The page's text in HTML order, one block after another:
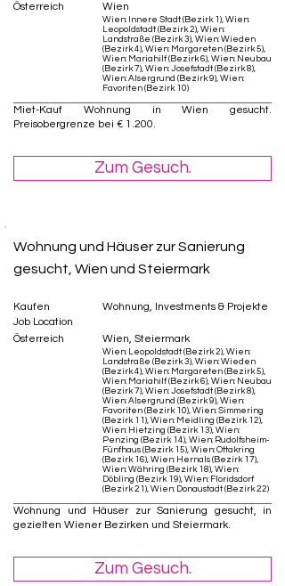
Österreich
Wien
Wien: Innere Stadt (Bezirk 1), Wien:
Leopoldstadt (Bezirk 2), Wien:
Landstraße (Bezirk 3), Wien: Wieden
(Bezirk 4), Wien: Margareten (Bezirk 5),
Wien: Mariahilf (Bezirk 6), Wien: Neubau
(Bezirk 7), Wien: Josefstadt (Bezirk 8),
Wien: Alsergrund (Bezirk 9), Wien:
Favoriten (Bezirk 10)
Miet-Kauf Wohnung in Wien gesucht.
Preisobergrenze bei € 1.200.
Zum Gesuch.
Wohnung und Häuser zur Sanierung
gesucht, Wien und Steiermark
Kaufen
Wohnung, Investments & Projekte
Job Location
Österreich
Wien, Steiermark
Wien: Leopoldstadt (Bezirk 2), Wien:
Landstraße (Bezirk 3), Wien: Wieden
(Bezirk 4), Wien: Margareten (Bezirk 5),
Wien: Mariahilf (Bezirk 6), Wien: Neubau
(Bezirk 7), Wien: Josefstadt (Bezirk 8),
Wien: Alsergrund (Bezirk 9), Wien:
Favoriten (Bezirk 10), Wien: Simmering
(Bezirk 11), Wien: Meidling (Bezirk 12),
Wien: Hietzing (Bezirk 13), Wien:
Penzing (Bezirk 14), Wien: Rudolfsheim-
Fünfhaus (Bezirk 15), Wien: Ottakring
(Bezirk 16), Wien: Hernals (Bezirk 17),
Wien: Währing (Bezirk 18), Wien:
Döbling (Bezirk 19), Wien: Floridsdorf
(Bezirk 21), Wien: Donaustadt (Bezirk 22)
Wohnung und Häuser zur Sanierung gesucht, in
gezielten Wiener Bezirken und Steiermark.
Zum Gesuch.